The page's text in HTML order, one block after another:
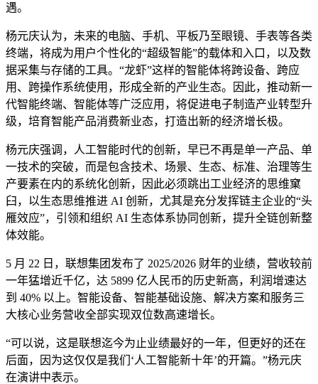
遇。
杨元庆认为，未来的电脑、手机、平板乃至眼镜、手表等各类
终端，将成为用户个性化的“超级智能”的载体和入口，以及数
据采集与存储的工具。“龙虾”这样的智能体将跨设备、跨应
用、跨操作系统使用，形成全新的产业生态。因此，推动新一
代智能终端、智能体等广泛应用，将促进电子制造产业转型升
级，培育智能产品消费新业态，打造出新的经济增长极。
杨元庆强调，人工智能时代的创新，早已不再是单一产品、单
一技术的突破，而是包含技术、场景、生态、标准、治理等生
产要素在内的系统化创新，因此必须跳出工业经济的思维窠
臼，以生态思维推进 AI 创新，尤其是充分发挥链主企业的“头
雁效应”，引领和组织 AI 生态体系协同创新，提升全链创新整
体效能。
5 月 22 日，联想集团发布了 2025/2026 财年的业绩，营收较前
一年猛增近千亿，达 5899 亿人民币的历史新高，利润增速达
到 40% 以上。智能设备、智能基础设施、解决方案和服务三
大核心业务营收全部实现双位数高速增长。
“可以说，这是联想迄今为止业绩最好的一年，但更好的还在
后面，因为这仅仅是我们‘人工智能新十年’的开篇。”杨元庆
在演讲中表示。